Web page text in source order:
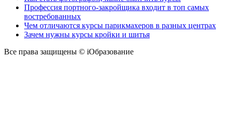
Профессия портного-закройщика входит в топ самых
востребованных
Чем отличаются курсы парикмахеров в разных центрах
Зачем нужны курсы кройки и шитья
Все права защищены © iОбразование